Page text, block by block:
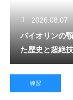
2026.08.07
バイオリンの
た歴史と超絶
練習